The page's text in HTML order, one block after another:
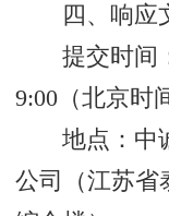
四、响应
提交时间
9:00（北京时
地点：中
公司（江苏省